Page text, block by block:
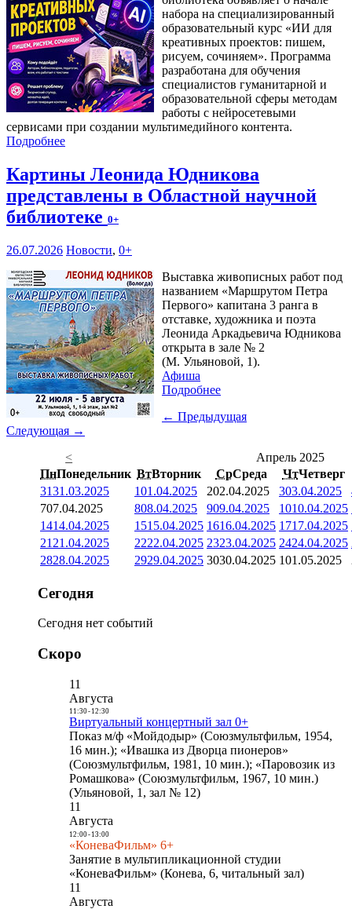
набора на специализированный
образовательный курс «ИИ для
креативных проектов: пишем,
рисуем, сочиняем». Программа
разработана для обучения
специалистов гуманитарной и
образовательной сферы методам
работы с нейросетевыми
сервисами при создании мультимедийного контента.
Подробнее
Картины Леонида Юдникова
представлены в Областной научной
библиотеке 0+
26.07.2026 Новости, 0+
Выставка живописных работ под
названием «Маршрутом Петра
Первого» капитана 3 ранга в
отставке, художника и поэта
Леонида Аркадьевича Юдникова
открыта в зале № 2
(М. Ульяновой, 1).
Афиша
Подробнее
← Предыдущая
Следующая →
<
Апрель 2025
ПнПонедельник ВтВторник СрСреда ЧтЧетверг
3131.03.2025 101.04.2025 202.04.2025 303.04.2025
707.04.2025 808.04.2025 909.04.2025 1010.04.2025
1414.04.2025 1515.04.2025 1616.04.2025 1717.04.2025
21 21.04.2025 2222.04.2025 2323.04.2025 2424.04.2025
2828.04.2025 2929.04.2025 3030.04.2025 101.05.2025
Сегодня
Сегодня нет событий
Скоро
11
Августа
11:30- 12:30
Виртуальный концертный зал 0+
Показ м/ф «Мойдодыр» (Союзмультфильм, 1954,
16 мин.); «Ивашка из Дворца пионеров»
(Союзмультфильм, 1981, 10 мин.); «Паровозик из
Ромашкова» (Союзмультфильм, 1967, 10 мин.)
(Ульяновой, 1, зал № 12)
11
Августа
12:00- 13:00
«КоневаФильм» 6+
Занятие в мультипликационной студии
«КоневаФильм» (Конева, 6, читальный зал)
11
Августа